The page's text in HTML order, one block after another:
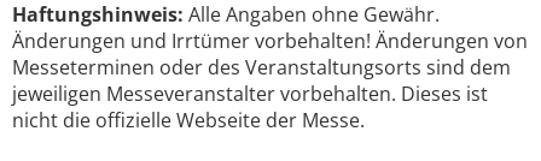
Haftungshinweis: Alle Angaben ohne Gewähr.
Änderungen und Irrtümer vorbehalten! Änderungen von
Messeterminen oder des Veranstaltungsorts sind dem
jeweiligen Messeveranstalter vorbehalten. Dieses ist
nicht die offizielle Webseite der Messe.